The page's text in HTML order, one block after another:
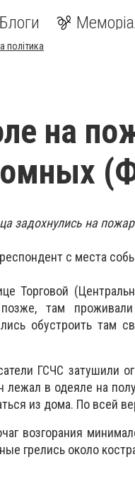
Блоги
політика
на
задохнулись на
с места
Торговой
там
обустроить там
ГСЧС затушили
в одеяле на
из дома. По всей
возгорания
грелись около